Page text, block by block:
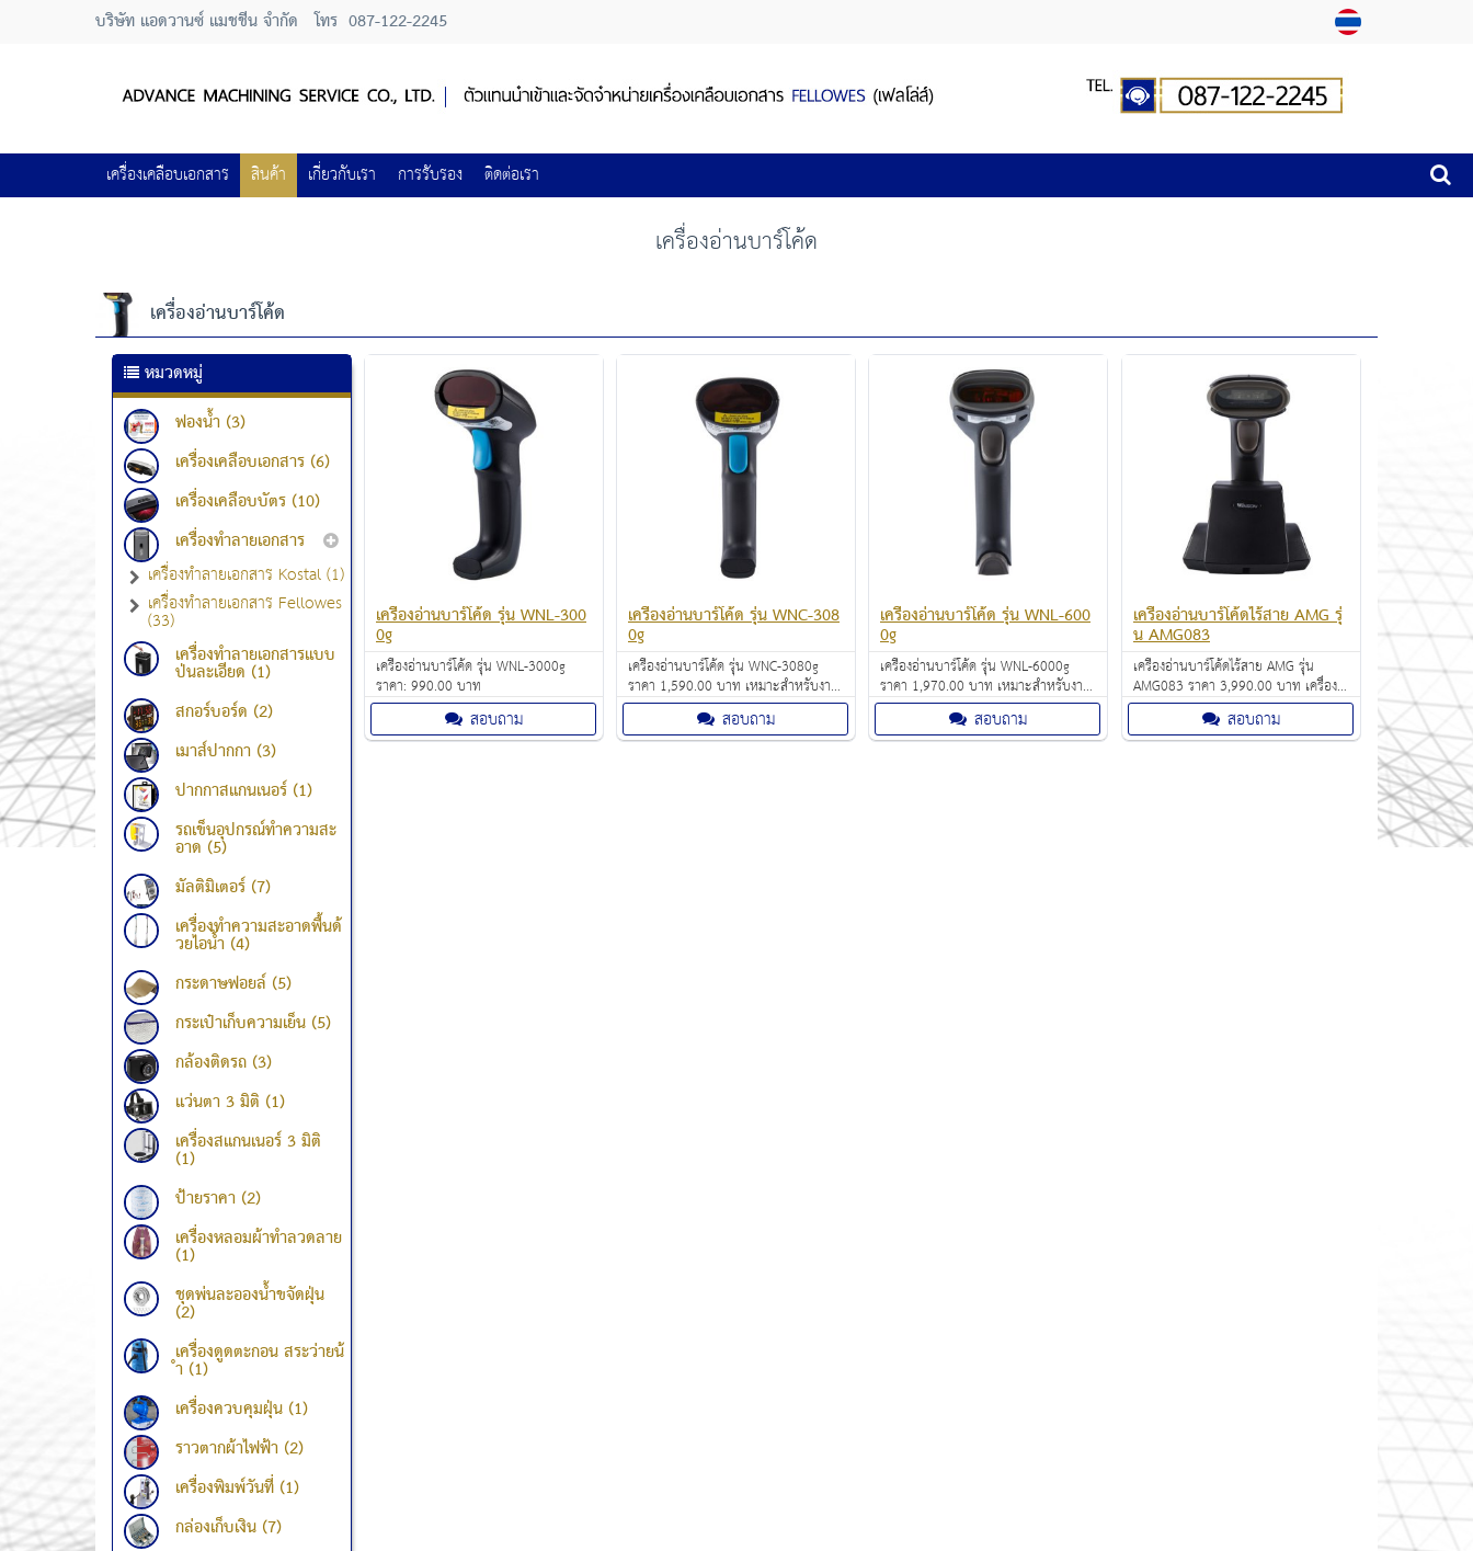
บริษัท แอดวานซ์ แมชชีน จำกัด โทร 087-122-2245
เครื่องเคลือบเอกสาร สินค้า เกี่ยวกับเรา การรับรอง ติดต่อเรา
เครื่องอ่านบาร์โค้ด
เครื่องอ่านบาร์โค้ด
หมวดหมู่
ฟองน้ำ (3)
เครื่องเคลือบเอกสาร (6)
เครื่องเคลือบบัตร (10)
เครื่องทำลายเอกสาร
เครื่องทำลายเอกสาร Kostal (1)
เครื่องทำลายเอกสาร Fellowes
(33)
เครื่องทำลายเอกสารแบบ
ป่นละเอียด (1)
สกอร์บอร์ด (2)
เมาส์ปากกา (3)
ปากกาสแกนเนอร์ (1)
รถเข็นอุปกรณ์ทำความสะ
อาด (5)
มัลติมิเตอร์ (7)
เครื่องทำความสะอาดพื้นด้
วยไอน้ำ (4)
กระดาษฟอยล์ (5)
กระเป๋าเก็บความเย็น (5)
กล้องติดรถ (3)
แว่นตา 3 มิติ (1)
เครื่องสแกนเนอร์ 3 มิติ
(1)
ป้ายราคา (2)
เครื่องหลอมผ้าทำลวดลาย
(1)
ชุดพ่นละอองน้ำขจัดฝุ่น
(2)
เครื่องดูดตะกอน สระว่ายน้
ำ (1)
เครื่องควบคุมฝุ่น (1)
ราวตากผ้าไฟฟ้า (2)
เครื่องพิมพ์วันที่ (1)
กล่องเก็บเงิน (7)
เครื่องอ่านบาร์โค้ด รุ่น WNL-300
0g
เครื่องอ่านบาร์โค้ด รุ่น WNL-3000g
ราคา: 990.00 บาท
สอบถาม
เครื่องอ่านบาร์โค้ด รุ่น WNC-308
0g
เครื่องอ่านบาร์โค้ด รุ่น WNC-3080g
ราคา 1,590.00 บาท เหมาะสำหรับงาน
ห้องสมุด ร้านหนังสือ ระบบงานไปรษณีย์
เอกชน งานชำระค่าสินค้า
สอบถาม
เครื่องอ่านบาร์โค้ด รุ่น WNL-600
0g
เครื่องอ่านบาร์โค้ด รุ่น WNL-6000g
ราคา 1,970.00 บาท เหมาะสำหรับงาน
ห้องสมุด ร้านหนังสือ ระบบงานไปรษณีย์
เอกชน งานชำระค่าสินค้า
สอบถาม
เครื่องอ่านบาร์โค้ดไร้สาย AMG รุ่
น AMG083
เครื่องอ่านบาร์โค้ดไร้สาย AMG รุ่น
AMG083 ราคา 3,990.00 บาท เครื่อง
อ่านบาร์โค้ด แบบไร้สาย Wireless
สอบถาม